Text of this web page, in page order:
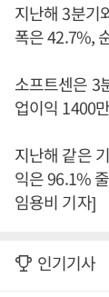
지난해 3분기
폭은 42.7%,
소프트센은 3
업이익 1400
지난해 같은
익은 96.1%
임용비 기자]
인기기사